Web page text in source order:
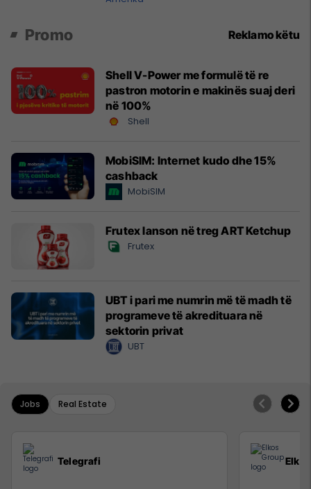
Promo Reklamo këtu
Shell V-Power me formulë të re
pastron motorin e makinës suaj deri
në 100%
Shell
MobiSIM: Internet kudo dhe 15%
cashback
MobiSIM
Frutex lanson në treg ART Ketchup
Frutex
UBT i pari me numrin më të madh të
programeve të akredituara në
sektorin privat
UBT
Jobs Real Estate
Telegrafi